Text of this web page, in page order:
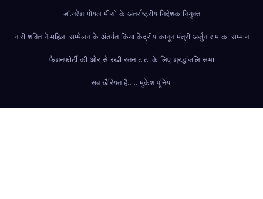
डॉ.नरेश गोयल मीसो के अंतर्राष्ट्रीय निदेशक नियुक्त
नारी शक्ति ने महिला सम्मेलन के अंतर्गत किया केंद्रीय कानून मंत्री अर्जुन राम का सम्मान
फैशनफोर्टी की ओर से रखी रतन टाटा के लिए श्रद्धांजलि सभा
सब खैरियत है….. मुकेश पूनिया